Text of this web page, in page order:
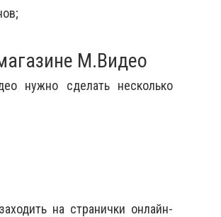
М.Видео
нужно сделать несколько
на странички онлайн-